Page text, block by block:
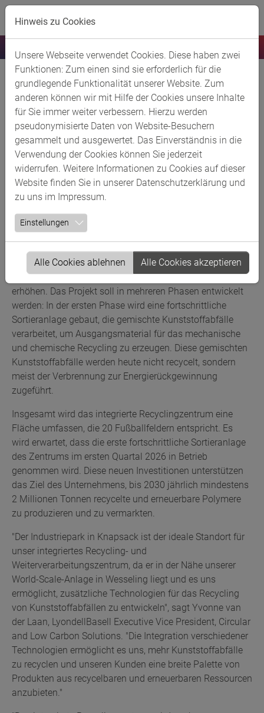
Skip to main content
LYB baut integriertes Recycling- und
Weiterverarbeitungszentrum für
Kunststoffabfälle in Knapsack
29.04.2024
LyondellBasell (LYB) hat sich einen Standort für ein
integriertes Recycling- und Weiterverarbeitungszentrum
für Kunststoffabfälle südlich eines bestehenden
Grundstückspachtvertrag mit der YNCORIS GmbH & Co.
KG unterzeichnet. Das Zentrum soll verschiedene
fortschrittliche Sortier- und Recyclingverfahren
kombinieren, um das Problem der Kunststoffabfälle zu
lösen und die Kreislauffähigkeit von Kunststoffen zu
erhöhen. Das Projekt soll in mehreren Phasen entwickelt
werden: In der ersten Phase wird eine fortschrittliche
Sortieranlage gebaut, die gemischte Kunststoffabfälle
verarbeitet, um Ausgangsmaterial für das mechanische
und chemische Recycling zu erzeugen. Diese gemischten
Kunststoffabfälle werden heute nicht recycelt, sondern
meist der Verbrennung zur Energierückgewinnung
zugeführt.
Insgesamt wird das integrierte Recyclingzentrum eine
Fläche umfassen, die 20 Fußballfeldern entspricht. Es
wird erwartet, dass die erste fortschrittliche Sortieranlage
des Zentrums im ersten Quartal 2026 in Betrieb
genommen wird. Diese neuen Investitionen unterstützen
das Ziel des Unternehmens, bis 2030 jährlich mindestens
2 Millionen Tonnen recycelte und erneuerbare Polymere
zu produzieren und zu vermarkten.
"Der Industriepark in Knapsack ist der ideale Standort für
unser integriertes Recycling- und
Weiterverarbeitungszentrum, da er in der Nähe unserer
World-Scale-Anlage in Wesseling liegt und es uns
ermöglicht, zusätzliche Technologien für das Recycling
von Kunststoffabfällen zu entwickeln", sagt Yvonne van
der Laan, LyondellBasell Executive Vice President, Circular
and Low Carbon Solutions. "Die Integration verschiedener
Technologien ermöglicht es uns, mehr Kunststoffabfälle
zu recyclen und unseren Kunden eine breite Palette von
Produkten aus recycelbaren und erneuerbaren Ressourcen
anzubieten."
Hinweis zu Cookies
Unsere Webseite verwendet Cookies. Diese haben zwei
Funktionen: Zum einen sind sie erforderlich für die
grundlegende Funktionalität unserer Website. Zum
anderen können wir mit Hilfe der Cookies unsere Inhalte
für Sie immer weiter verbessern. Hierzu werden
pseudonymisierte Daten von Website-Besuchern
gesammelt und ausgewertet. Das Einverständnis in die
Verwendung der Cookies können Sie jederzeit
widerrufen. Weitere Informationen zu Cookies auf dieser
Website finden Sie in unserer Datenschutzerklärung und
zu uns im Impressum.
Einstellungen
Alle Cookies ablehnen Alle Cookies akzeptieren